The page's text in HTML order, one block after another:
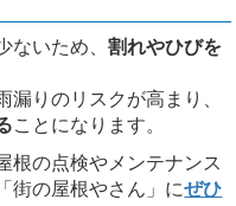
ないため、割れやひびを
漏りのリスクが高まり、
ことになります。
根の点検やメンテナンス
街の屋根やさん」にぜひ